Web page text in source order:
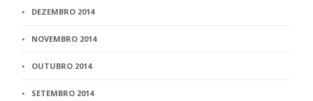
DEZEMBRO 2014
NOVEMBRO 2014
OUTUBRO 2014
SETEMBRO 2014